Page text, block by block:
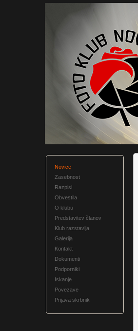
Novice
Zasebnost
Razpisi
Obvestila
O klubu
Predstavitev članov
Klub razstavlja
Galerija
Kontakt
Dokumenti
Podporniki
Iskanje
Povezave
Prijava skrbnik